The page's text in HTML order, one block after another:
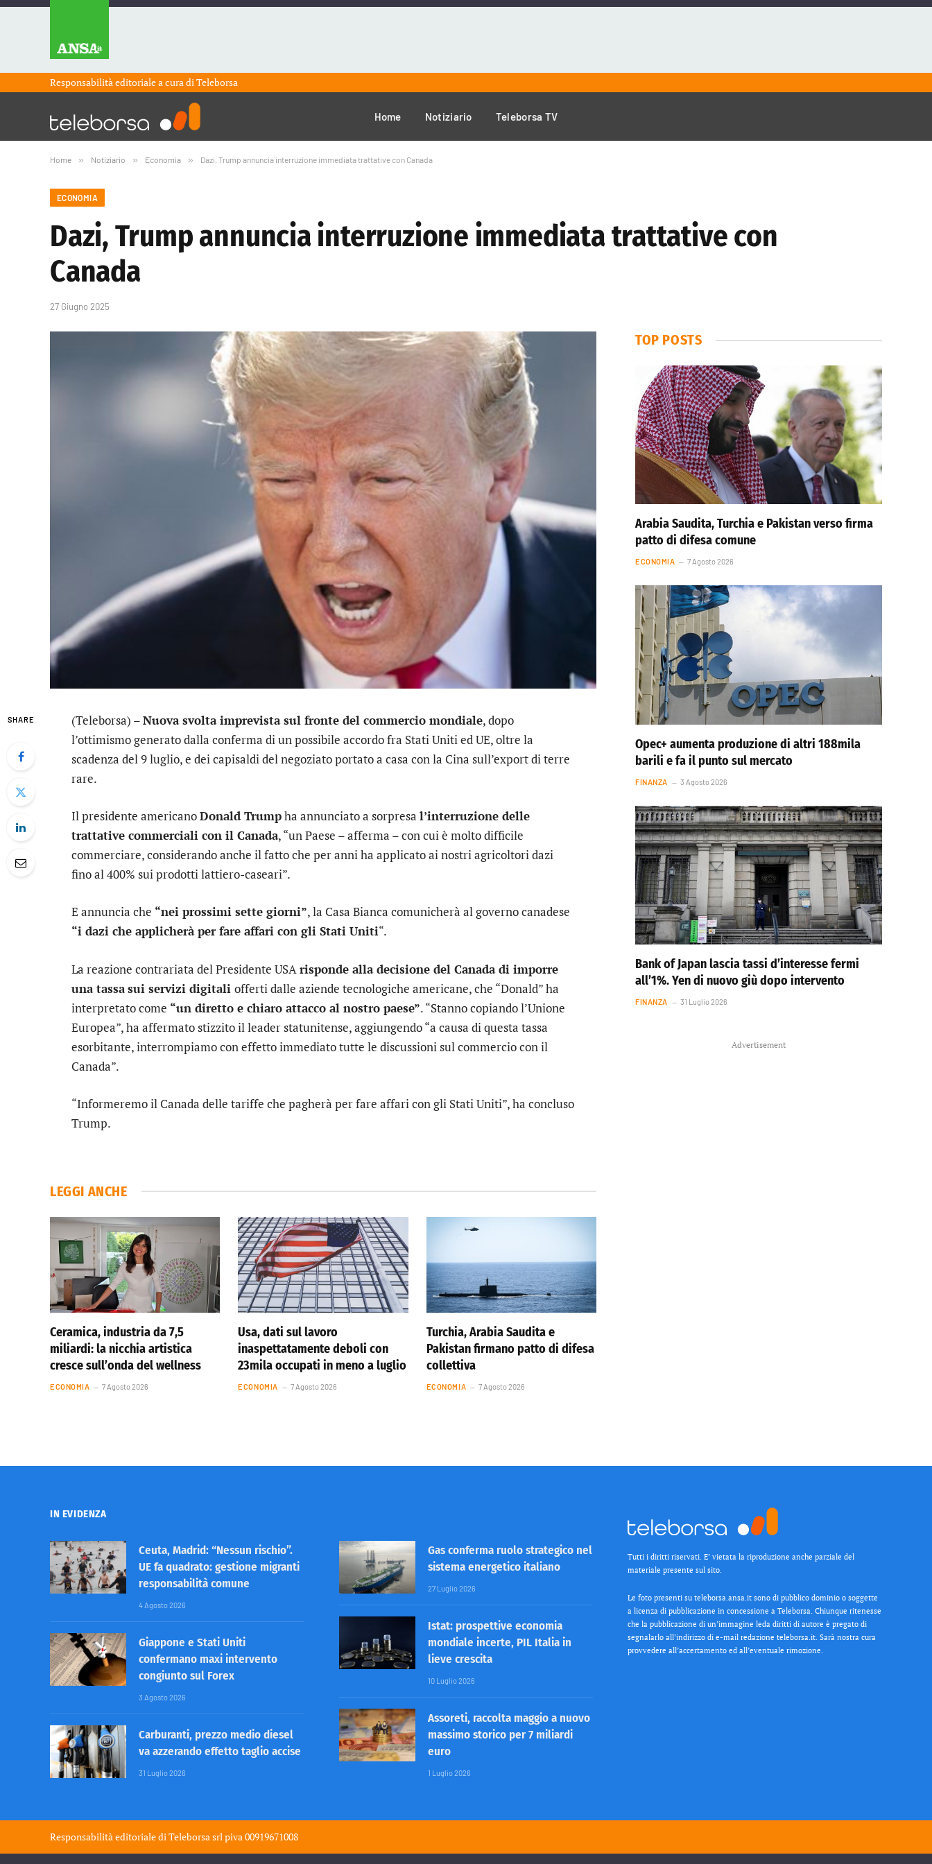
Responsabilità editoriale a cura diTeleborsa
Home Notiziario Teleborsa TV
Home » Notiziario » Economia » Dazi, Trump annuncia interruzione immediata trattative con Canada
ECONOMIA
Dazi, Trump annuncia interruzione immediata trattative con
Canada
27 Giugno 2025
SHARE (Teleborsa) –Nuova svolta imprevista sul fronte del commercio mondiale, dopo
l’ottimismo generato dalla conferma di un possibile accordo fra Stati Uniti ed UE, oltre la
scadenza del 9 luglio, e dei capisaldi del negoziato portato a casa con la Cina sull’export di terre
rare.
Il presidente americanoDonald Trumpha annunciato a sorpresa l’interruzione delle
trattative commerciali con il Canada, “un Paese – afferma – con cui è molto difficile
commerciare, considerando anche il fatto che per anni ha applicato ai nostri agricoltori dazi
fino al 400% sui prodotti lattiero-caseari”.
E annuncia che “nei prossimi sette giorni”, la Casa Bianca comunicherà al governo canadese
“i dazi che applicherà per fare affari con gli Stati Uniti“.
La reazione contrariata del Presidente USA risponde alla decisione del Canada di imporre
una tassasui servizi digitali offerti dalle aziende tecnologiche americane, che “Donald” ha
interpretato come “un diretto e chiaro attacco al nostro paese”. “Stanno copiando l’Unione
Europea”, ha affermato stizzito il leader statunitense, aggiungendo “a causa di questa tassa
esorbitante, interrompiamo con effetto immediato tutte le discussioni sul commercio con il
Canada”.
“Informeremo il Canada delle tariffe che pagherà per fare affari con gli Stati Uniti”, ha concluso
Trump.
LEGGI ANCHE
Ceramica, industria da 7,5
miliardi: la nicchia artistica
cresce sull’onda del wellness
ECONOMIA 7 Agosto 2026
Usa, dati sul lavoro
inaspettatamente deboli con
23mila occupati in meno a luglio
ECONOMIA 7 Agosto 2026
Turchia, Arabia Saudita e
Pakistan firmano patto di difesa
collettiva
ECONOMIA 7 Agosto 2026
TOP POSTS
Arabia Saudita, Turchia e Pakistan verso firma
patto di difesa comune
ECONOMIA 7 Agosto 2026
Opec+ aumenta produzione di altri 188mila
barili e fa il punto sul mercato
FINANZA 3 Agosto 2026
Bank of Japan lascia tassi d’interesse fermi
all’1%. Yen di nuovo giù dopo intervento
FINANZA 31 Luglio 2026
Advertisement
IN EVIDENZA
Ceuta, Madrid: “Nessun rischio”.
UE fa quadrato: gestione migranti
responsabilità comune
4 Agosto 2026
Giappone e Stati Uniti
confermano maxi intervento
congiunto sul Forex
3 Agosto 2026
Carburanti, prezzo medio diesel
va azzerando effetto taglio accise
31 Luglio 2026
Gas conferma ruolo strategico nel
sistema energetico italiano
27 Luglio 2026
Istat: prospettive economia
mondiale incerte, PIL Italia in
lieve crescita
10 Luglio 2026
Assoreti, raccolta maggio a nuovo
massimo storico per 7 miliardi
euro
1 Luglio 2026
Tutti i diritti riservati. E’ vietata la riproduzione anche parziale del
materiale presente sul sito.
Le foto presenti su teleborsa.ansa.it sono di pubblico dominio o soggette
a licenza di pubblicazione in concessione a Teleborsa. Chiunque ritenesse
che la pubblicazione di un’immagine leda diritti di autore è pregato di
segnalarlo all’indirizzo di e-mail redazione teleborsa.it. Sarà nostra cura
provvedere all’accertamento ed all’eventuale rimozione.
Responsabilità editoriale diTeleborsa srlpiva 00919671008